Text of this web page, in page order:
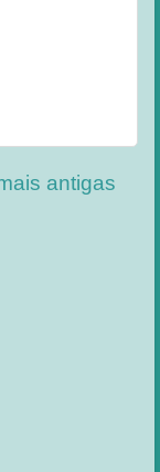
antigas